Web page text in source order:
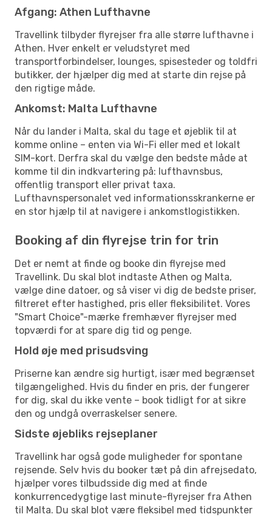
Afgang: Athen Lufthavne
Travellink tilbyder flyrejser fra alle større lufthavne i
Athen. Hver enkelt er veludstyret med
transportforbindelser, lounges, spisesteder og toldfri
butikker, der hjælper dig med at starte din rejse på
den rigtige måde.
Ankomst: Malta Lufthavne
Når du lander i Malta, skal du tage et øjeblik til at
komme online – enten via Wi-Fi eller med et lokalt
SIM-kort. Derfra skal du vælge den bedste måde at
komme til din indkvartering på: lufthavnsbus,
offentlig transport eller privat taxa.
Lufthavnspersonalet ved informationsskrankerne er
en stor hjælp til at navigere i ankomstlogistikken.
Booking af din flyrejse trin for trin
Det er nemt at finde og booke din flyrejse med
Travellink. Du skal blot indtaste Athen og Malta,
vælge dine datoer, og så viser vi dig de bedste priser,
filtreret efter hastighed, pris eller fleksibilitet. Vores
"Smart Choice"-mærke fremhæver flyrejser med
topværdi for at spare dig tid og penge.
Hold øje med prisudsving
Priserne kan ændre sig hurtigt, især med begrænset
tilgængelighed. Hvis du finder en pris, der fungerer
for dig, skal du ikke vente – book tidligt for at sikre
den og undgå overraskelser senere.
Sidste øjebliks rejseplaner
Travellink har også gode muligheder for spontane
rejsende. Selv hvis du booker tæt på din afrejsedato,
hjælper vores tilbudsside dig med at finde
konkurrencedygtige last minute-flyrejser fra Athen
til Malta. Du skal blot være fleksibel med tidspunkter